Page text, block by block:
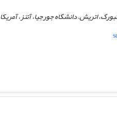
اتریش. دانشگاه جورجیا، آتنز، آمریکا